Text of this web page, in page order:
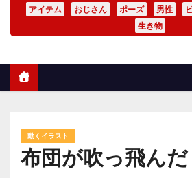
アイテム おじさん ポーズ 男性
生き物
動くイラスト
布団が吹っ飛んだ